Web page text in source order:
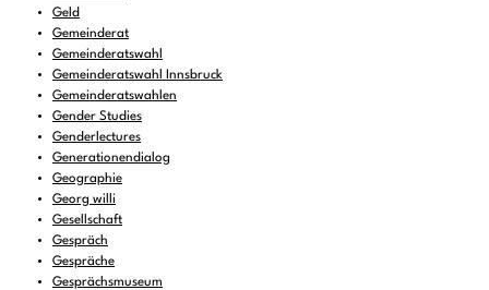
Geld
Gemeinderat
Gemeinderatswahl
Gemeinderatswahl Innsbruck
Gemeinderatswahlen
Gender Studies
Genderlectures
Generationendialog
Geographie
Georg willi
Gesellschaft
Gespräch
Gespräche
Gesprächsmuseum